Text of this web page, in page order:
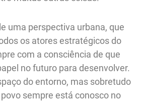
uma perspectiva urbana, que
os atores estratégicos do
com a consciência de que
no futuro para desenvolver.
do entorno, mas sobretudo
sempre está conosco no